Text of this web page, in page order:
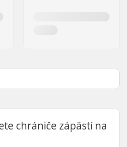
chrániče zápästí na